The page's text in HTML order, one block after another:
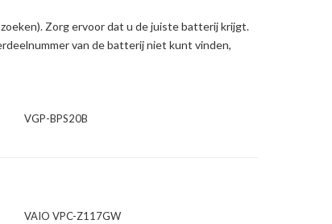
. Zorg ervoor dat u de juiste batterij krijgt.
van de batterij niet kunt vinden,
VGP-BPS20B
VAIO VPC-Z117GW